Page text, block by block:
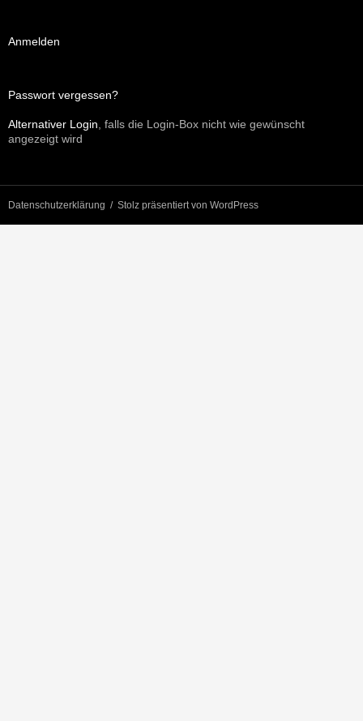
Anmelden
Passwort vergessen?
Alternativer Login , falls die Login-Box nicht wie gewünscht
angezeigt wird
Datenschutzerklärung Stolz präsentiert von WordPress